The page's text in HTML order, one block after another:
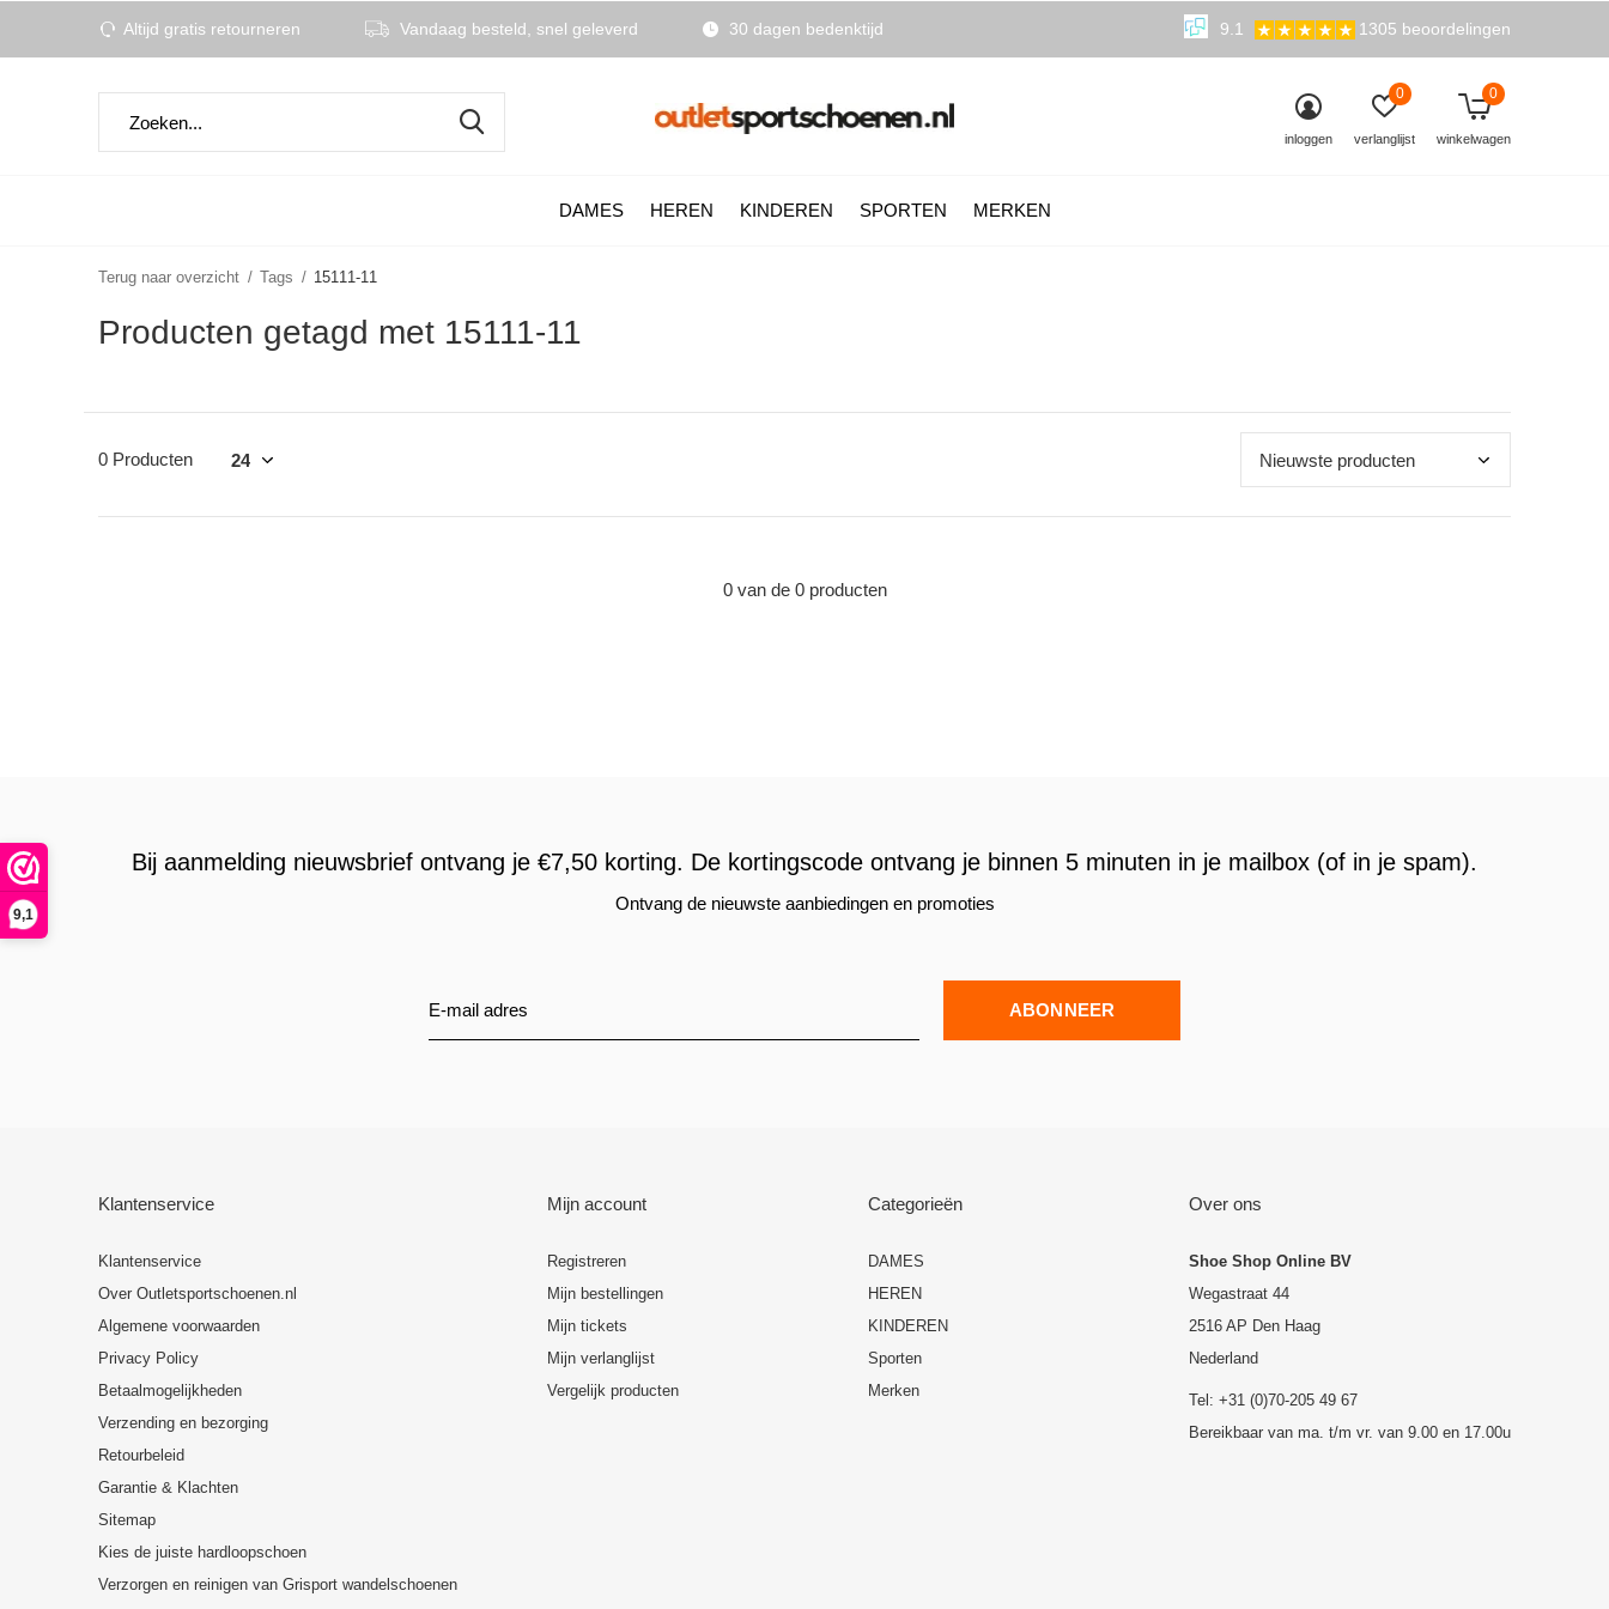
9,1
DAMES HEREN KINDEREN SPORTEN MERKEN
inloggen verlanglijst
0
winkelwagen
0
Altijd gratis retourneren Vandaag besteld, snel geleverd 30 dagen bedenktijd 9.1 1305 beoordelingen
Terug naar overzicht Tags 15111-11
Producten getagd met 15111-11
0 Producten
0 van de 0 producten
Bij aanmelding nieuwsbrief ontvang je €7,50 korting. De kortingscode ontvang je binnen 5 minuten in je mailbox (of in je spam).
Ontvang de nieuwste aanbiedingen en promoties
ABONNEER
Klantenservice
Klantenservice
Over Outletsportschoenen.nl
Algemene voorwaarden
Privacy Policy
Betaalmogelijkheden
Verzending en bezorging
Retourbeleid
Garantie & Klachten
Sitemap
Kies de juiste hardloopschoen
Verzorgen en reinigen van Grisport wandelschoenen
Mijn account
Registreren
Mijn bestellingen
Mijn tickets
Mijn verlanglijst
Vergelijk producten
Categorieën
DAMES
HEREN
KINDEREN
Sporten
Merken
Over ons
Shoe Shop Online BV
Wegastraat 44
2516 AP Den Haag
Nederland
Tel: +31 (0)70-205 49 67
Bereikbaar van ma. t/m vr. van 9.00 en 17.00u